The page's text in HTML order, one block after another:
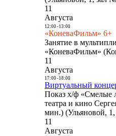
11
Августа
12:00- 13:00
«КоневаФильм» 6+
Занятие в
«КоневаФильм»
11
Августа
17:00- 18:00
Виртуальный
Показ х/ф «Смелые
театра и кино
мин.) (Ульяновой,
11
Августа